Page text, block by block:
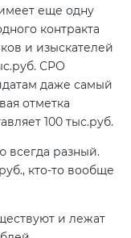
еще одну
контракта
и изыскателей
СРО
даже самый
отметка
100 тыс.руб.
всегда разный.
кто-то вообще
и лежат